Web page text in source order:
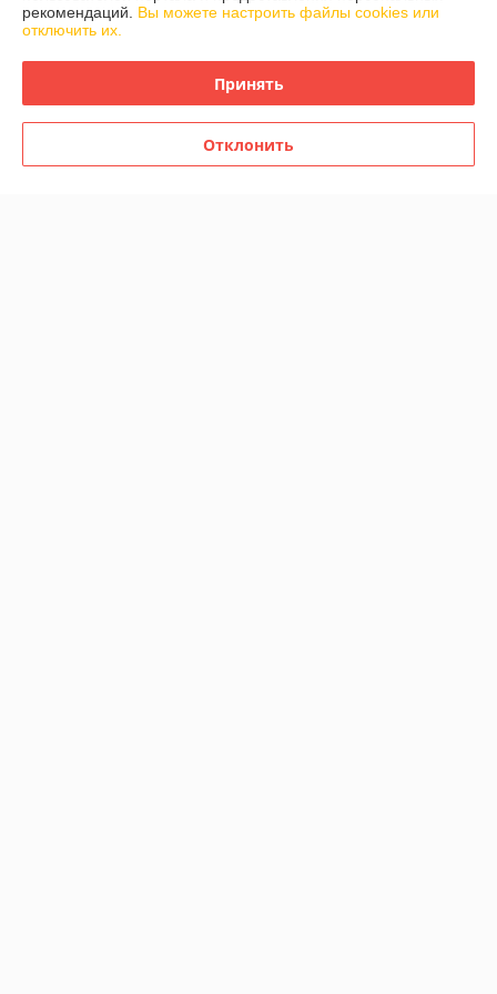
Заказал перголы для роз.  Чего еще сказать.....молодцы. Привезли
все во время, качество товара высокое, цвет как и заказывал, белый
с золотом. Конструкции собрались без нареканий.
рекомендаций. Вы можете настроить файлы cookies или
отключить их.
Принять
Отклонить